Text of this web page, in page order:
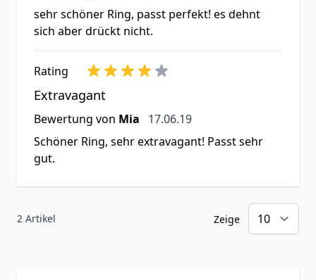
sehr schöner Ring, passt perfekt! es dehnt
sich aber drückt nicht.
Rating
Extravagant
Bewertung von Mia 17. Juni 2019
17.06.19
Schöner Ring, sehr extravagant! Passt sehr
gut.
2 Artikel Zeige